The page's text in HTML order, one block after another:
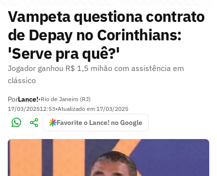
Vampeta questiona contrato
de Depay no Corinthians:
'Serve pra quê?'
Jogador ganhou R$ 1,5 mihão com assistência em
clássico
PorLance!•Rio de Janeiro (RJ)
17/03/202512:53•Atualizado em 17/03/2025
Favorite o Lance! no Google